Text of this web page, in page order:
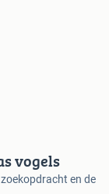
vogels
en de